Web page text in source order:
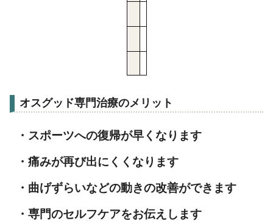
オスグッド専門治療のメリット
・スポーツへの復帰が早くなります
・痛みが再び出にくくなります
・曲げずらいなどの動きの改善ができます
・専門のセルフケアをお伝えします